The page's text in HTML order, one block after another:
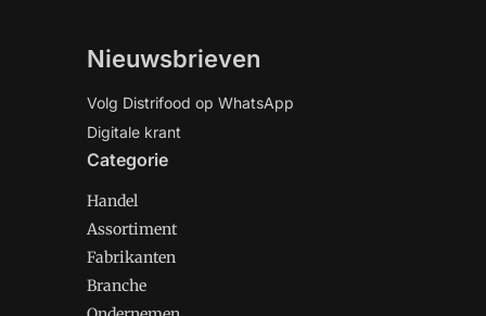
Nieuwsbrieven
Volg Distrifood op WhatsApp
Digitale krant
Categorie
Handel
Assortiment
Fabrikanten
Branche